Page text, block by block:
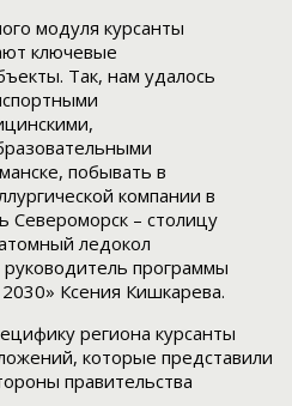
модуля курсанты
ключевые
Так, нам удалось
побывать в
компании в
Североморск – столицу
ледокол
программы
Ксения Кишкарева.
региона курсанты
которые представили
правительства